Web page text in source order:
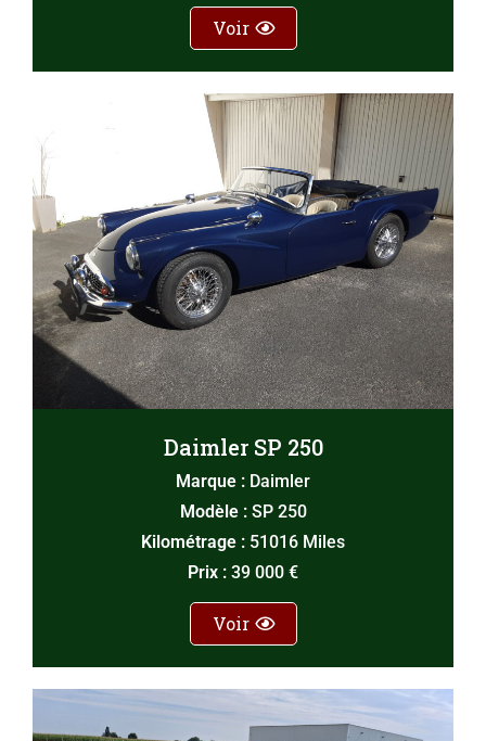
Voir
Daimler SP 250
Marque : Daimler
Modèle : SP 250
Kilométrage : 51016 Miles
Prix : 39 000 €
Voir